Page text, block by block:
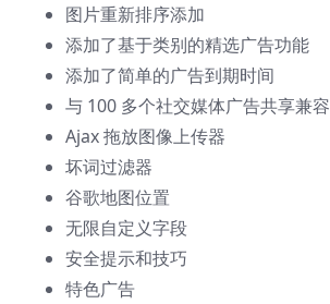
图片重新排序添加
添加了基于类别的精选广告功能
添加了简单的广告到期时间
与 100 多个社交媒体广告共享兼容
Ajax 拖放图像上传器
坏词过滤器
谷歌地图位置
无限自定义字段
安全提示和技巧
特色广告